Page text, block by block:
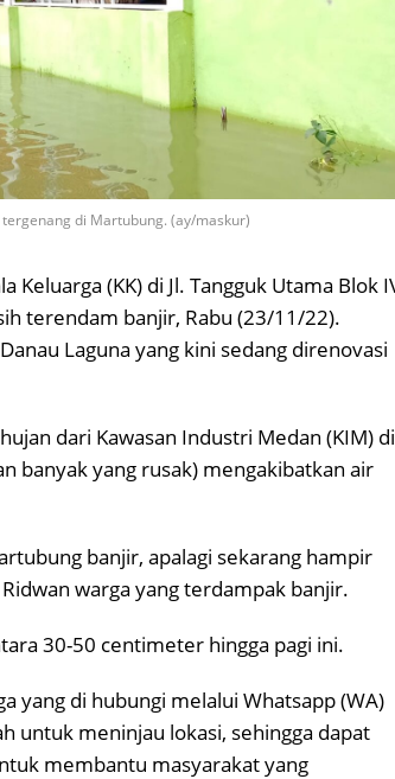
di Martubung. (ay/maskur)
Keluarga (KK) di Jl. Tangguk Utama Blok
terendam banjir, Rabu (23/11/22).
Laguna yang kini sedang direnovasi
dari Kawasan Industri Medan (KIM) di
banyak yang rusak) mengakibatkan air
banjir, apalagi sekarang hampir
warga yang terdampak banjir.
30-50 centimeter hingga pagi ini.
yang di hubungi melalui Whatsapp (WA)
untuk meninjau lokasi, sehingga dapat
membantu masyarakat yang